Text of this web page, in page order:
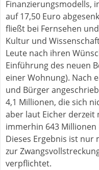
Finanzierungsmodells,
auf 17,50 Euro
fließt bei Fernsehen
Kultur und
Leute nach ihren
Einführung des neuen
einer Wohnung). Nach
und Bürger
4,1 Millionen, die sich
aber laut Eicher derzeit
immerhin 643
Dieses Ergebnis ist
zur
verpflichtet.